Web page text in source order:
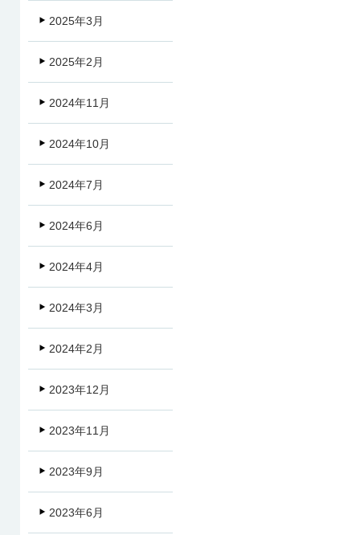
2025年3月
2025年2月
2024年11月
2024年10月
2024年7月
2024年6月
2024年4月
2024年3月
2024年2月
2023年12月
2023年11月
2023年9月
2023年6月